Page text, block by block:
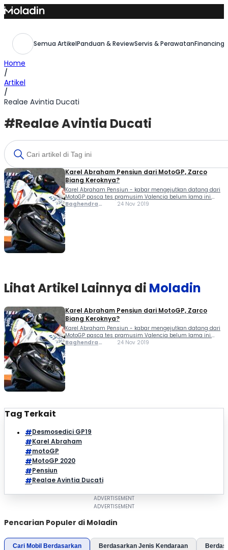
Skip
to
Semua ArtikelPanduan & ReviewServis & Perawatan
Home
/
Artikel
/
Realae Avintia Ducati
#Realae Avintia Ducati
Karel Abraham Pensiun dari MotoGP, Zarco
Biang Keroknya?
Karel Abraham Pensiun - kabar mengejutkan datang dari
MotoGP pasca tes pramusim Valencia belum lama ini.
Karel Abraham secara resmi memutuskan pensiun dari
Baghendra
24 Nov 2019
Lihat Artikel Lainnya di Moladin
Karel Abraham Pensiun dari MotoGP, Zarco
Biang Keroknya?
Karel Abraham Pensiun - kabar mengejutkan datang dari
MotoGP pasca tes pramusim Valencia belum lama ini.
Karel Abraham secara resmi memutuskan pensiun dari
Baghendra
24 Nov 2019
Tag Terkait
Desmosedici GP19
Karel Abraham
motoGP
MotoGP 2020
Pensiun
Realae Avintia Ducati
Pencarian Populer di Moladin
Cari Mobil Berdasarkan Berdasarkan Jenis Kendaraan